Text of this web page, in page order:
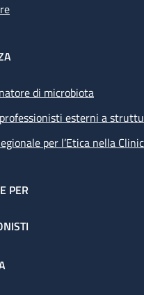
di microbiota
esterni a
per l’Etica nella
PER